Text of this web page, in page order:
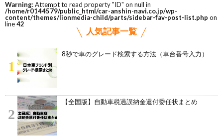
Warning: Attempt to read property "ID" on null in
/home/r0144579/public_html/car-anshin-navi.co.jp/wp-
content/themes/lionmedia-child/parts/sidebar-fav-post-list.php on
line42
人気記事一覧
1
8秒で車のグレード検索する方法（車台番号入力）
2
【全国版】自動車税過誤納金還付委任状まとめ